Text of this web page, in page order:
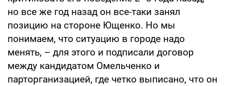
но все же год назад он все-таки занял
позицию на стороне Ющенко. Но мы
понимаем, что ситуацию в городе надо
менять, – для этого и подписали договор
между кандидатом Омельченко и
парторганизацией, где четко выписано, что он